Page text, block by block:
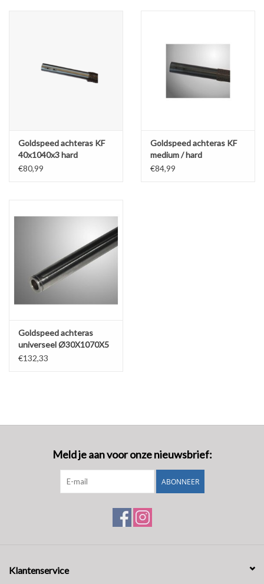
Goldspeed achteras KF
40x1040x3 hard
€80,99
Goldspeed achteras KF
medium / hard
Ø50X1040X2
€84,99
Goldspeed achteras
universeel Ø30X1070X5
€132,33
Meld je aan voor onze nieuwsbrief:
ABONNEER
Klantenservice